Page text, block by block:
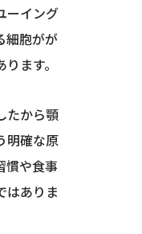
ーイング
細胞がが
ます。
から顎
明確な原
慣や食事
はありま